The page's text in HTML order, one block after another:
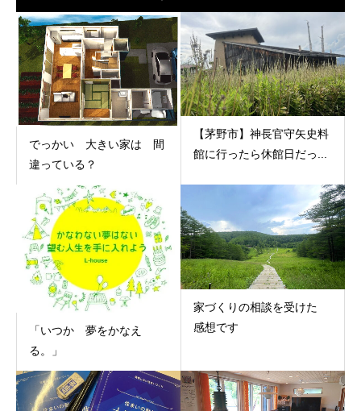
でっかい 大きい家は 間
違っている？
【茅野市】神長官守矢史料
館に行ったら休館日だっ...
「いつか 夢をかなえ
る。」
家づくりの相談を受けた
感想です